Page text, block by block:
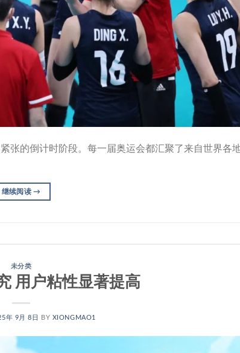
张的倒计时阶段。每一届奥运会都汇聚了来自世界各
继续阅读→
未分类
用户粘性显著提高
年 9月 8日 BY XIONGMAO1